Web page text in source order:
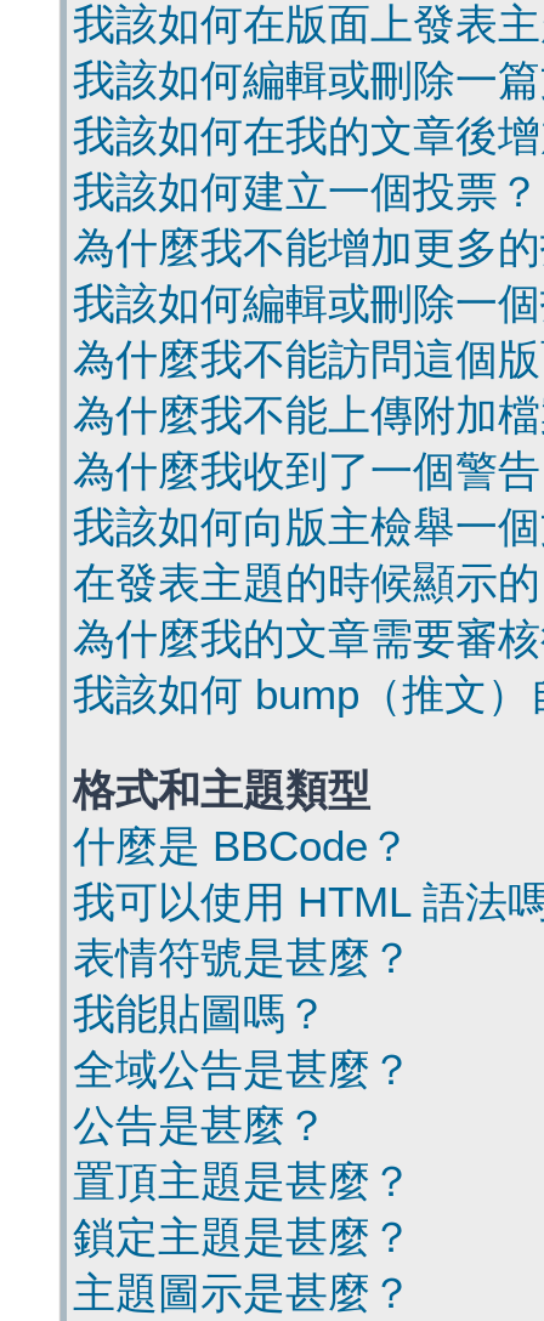
我該如何在版面上發表
我該如何編輯或刪除一
我該如何在我的文章後
我該如何建立一個投票？
為什麼我不能增加更多
我該如何編輯或刪除一
為什麼我不能訪問這個
為什麼我不能上傳附加
為什麼我收到了一個警
我該如何向版主檢舉一
在發表主題的時候顯示
為什麼我的文章需要審
我該如何 bump（推文
格式和主題類型
什麼是 BBCode？
我可以使用 HTML 語法
表情符號是甚麼？
我能貼圖嗎？
全域公告是甚麼？
公告是甚麼？
置頂主題是甚麼？
鎖定主題是甚麼？
主題圖示是甚麼？